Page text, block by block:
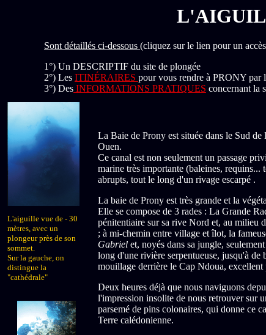
Sont détaillés ci-dessous (cliquez sur le lien pour un
1°) Un DESCRIPTIF du site de plongée
2°) Les ITINÉRAIRES pour vous rendre à PRONY par
3°) Des INFORMATIONS PRATIQUES concernant la
La Baie de Prony est située dans le Sud
Ouen.
Ce canal est non seulement un passage
marine très importante (baleines,
abrupts, tout le long d'un rivage escarpé .
La baie de Prony est très grande et la
Elle se compose de 3 rades : La Grande
pénitentiaire sur sa rive Nord et, au milieu
; à mi-chemin entre village et îlot, la
Gabriel et, noyés dans sa jungle,
long d'une rivière serpentueuse, jusqu'à de
mouillage derrière le Cap Ndoua,
Deux heures déjà que nous naviguons
l'impression insolite de nous retrouver sur
parsemé de pins colonaires, qui donne ce
Terre calédonienne.
L'aiguille vue de - 30
mètres, avec un
plongeur près de son
sommet.
Sur la gauche, on
distingue la
"cathédrale"